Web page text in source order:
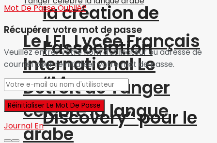
Le LFI, Lycée Français
International Le
Détroit de Tanger
célèbre la langue
arabe
la création de
l’association
“Morocco
Discovery” pour le
Mot De Passe Oublié?
Récupérer votre mot de passe
Veuillez entrer votre nom d'utilisateur ou adresse de
courriel pour réinitialiser votre mot de passe.
Journal En